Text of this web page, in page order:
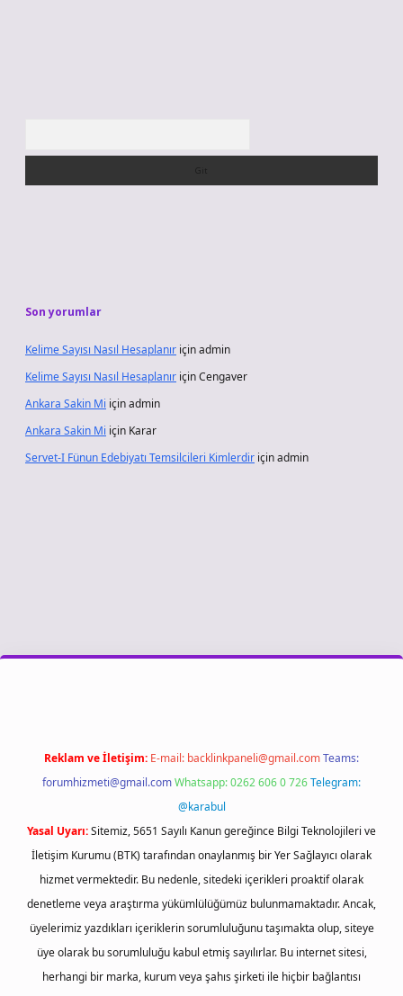
Son yorumlar
Kelime Sayısı Nasıl Hesaplanır içinadmin
Kelime Sayısı Nasıl Hesaplanır içinCengaver
Ankara Sakin Mi içinadmin
Ankara Sakin Mi için Karar
Servet-I Fünun Edebiyatı Temsilcileri Kimlerdir içinadmin
Reklam ve İletişim: E-mail: backlinkpaneli@gmail.comTeams:
forumhizmeti@gmail.comWhatsapp: 0262 606 0 726Telegram:
@karabul
Yasal Uyarı:Sitemiz, 5651 Sayılı Kanun gereğince Bilgi Teknolojileri ve
İletişim Kurumu (BTK) tarafından onaylanmış bir Yer Sağlayıcı olarak
hizmet vermektedir. Bu nedenle, sitedeki içerikleri proaktif olarak
denetleme veya araştırma yükümlülüğümüz bulunmamaktadır. Ancak,
üyelerimiz yazdıkları içeriklerin sorumluluğunu taşımakta olup, siteye
üye olarak bu sorumluluğu kabul etmiş sayılırlar. Bu internet sitesi,
herhangi bir marka, kurum veya şahıs şirketi ile hiçbir bağlantısı